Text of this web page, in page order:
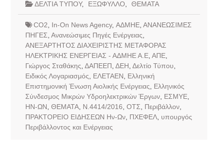
ΔΕΛΤΙΑ ΤΥΠΟΥ, ΕΞΩΦΥΛΛΟ ΘΕΜΑΤΑ
CO2 In-On News Agency, ΑΔΜΗΕ, ΑΝΑΝΕΩΣΙΜΕΣ
ΠΗΓΕΣ Ανανεώσιμες Πηγές Ενέργειας
ΑΝΕΞΑΡΤΗΤΟΣ ΔΙΑΧΕΙΡΙΣΤΗΣ ΜΕΤΑΦΟΡΑΣ
ΗΛΕΚΤΡΙΚΗΣ ΕΝΕΡΓΕΙΑΣ - ΑΔΜΗΕ Α.Ε, ΑΠΕ,
Γιώργος Σταθάκης ΔΑΠΕΕΠ ΔΕΗ Δελτίο Τύπου
Ειδικός Λογαριασμός
ΕΛΕΤΑΕΝ
Ελληνική
Επιστημονική Ένωση Αιολικής Ενέργειας
Ελληνικός
Σύνδεσμος Μικρών Υδροηλεκτρικών Έργων, ΕΣΜΥΕ,
ΗΝ-ΩΝ ΘΕΜΑΤΑ, Ν.4414/2016 ΟΤΣ Περιβάλλον,
ΠΡΑΚΤΟΡΕΙΟ ΕΙΔΗΣΕΩΝ Ην-Ων, ΠΧΕΦΕΛ, υπουργός
Περιβάλλοντος και Ενέργειας